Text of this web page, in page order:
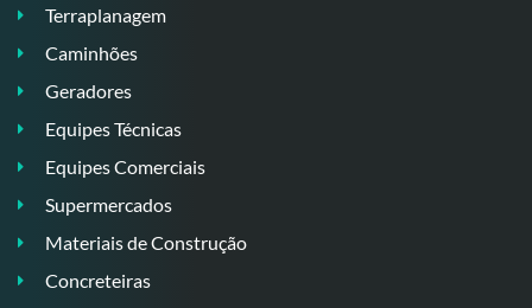
Terraplanagem
Caminhões
Geradores
Equipes Técnicas
Equipes Comerciais
Supermercados
Materiais de Construção
Concreteiras